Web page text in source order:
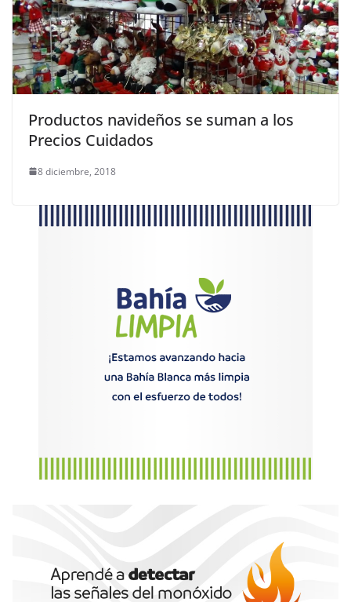
Productos navideños se suman a los
Precios Cuidados
8 diciembre, 2018